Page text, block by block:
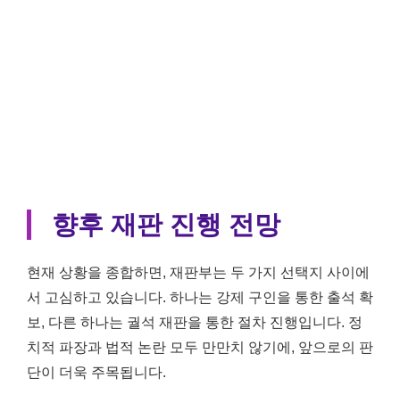
향후 재판 진행 전망
현재 상황을 종합하면, 재판부는 두 가지 선택지 사이에
서 고심하고 있습니다. 하나는 강제 구인을 통한 출석 확
보, 다른 하나는 궐석 재판을 통한 절차 진행입니다. 정
치적 파장과 법적 논란 모두 만만치 않기에, 앞으로의 판
단이 더욱 주목됩니다.